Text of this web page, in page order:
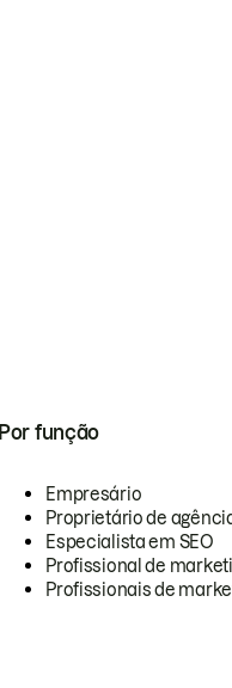
Por função
Empresário
Proprietário de
Especialista em SEO
Profissional de
Profissionais de